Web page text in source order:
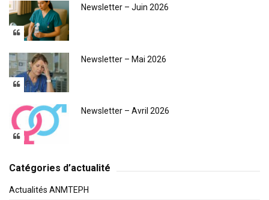
Newsletter – Juin 2026
Newsletter – Mai 2026
Newsletter – Avril 2026
Catégories d’actualité
Actualités ANMTEPH